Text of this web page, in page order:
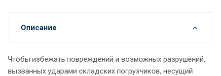
Описание
Чтобы избежать повреждений и возможных разрушений,
вызванных ударами складских погрузчиков, несущий